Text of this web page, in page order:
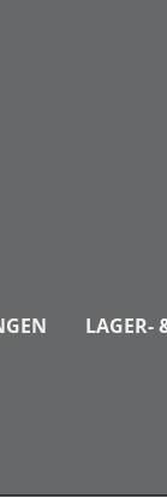
LAGER-